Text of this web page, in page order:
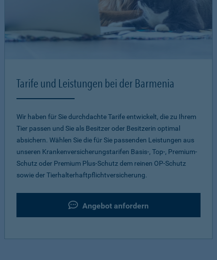
Tarife und Leistungen bei der Barmenia
Wir haben für Sie durchdachte Tarife entwickelt, die zu Ihrem
Tier passen und Sie als Besitzer oder Besitzerin optimal
absichern. Wählen Sie die für Sie passenden Leistungen aus
unseren Krankenversicherungstarifen Basis-, Top-, Premium-
Schutz oder Premium Plus-Schutz dem reinen OP-Schutz
sowie der Tierhalterhaftpflichtversicherung.
Angebot anfordern